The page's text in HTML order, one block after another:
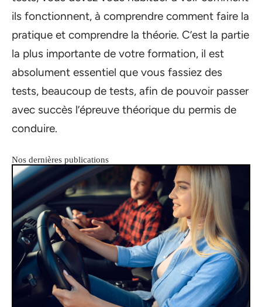
ils fonctionnent, à comprendre comment faire la
pratique et comprendre la théorie. C’est la partie
la plus importante de votre formation, il est
absolument essentiel que vous fassiez des
tests, beaucoup de tests, afin de pouvoir passer
avec succès l’épreuve théorique du permis de
conduire.
Nos dernières publications